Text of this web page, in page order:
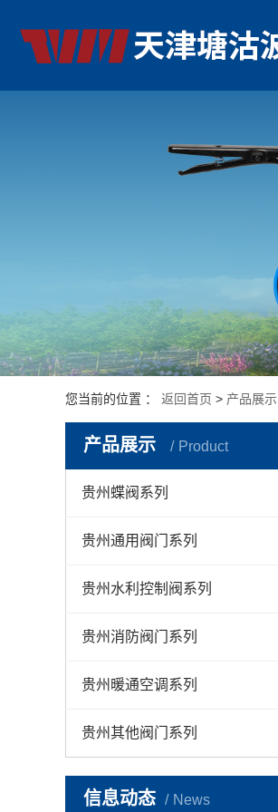
您当前的位置 ： 返回首页 > 产品展示
产品展示 Product
贵州蝶阀系列
贵州通用阀门系列
贵州水利控制阀系列
贵州消防阀门系列
贵州暖通空调系列
贵州其他阀门系列
信息动态 News